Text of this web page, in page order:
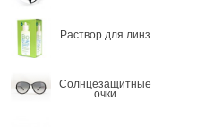
Раствор для линз
Солнцезащитные
очки